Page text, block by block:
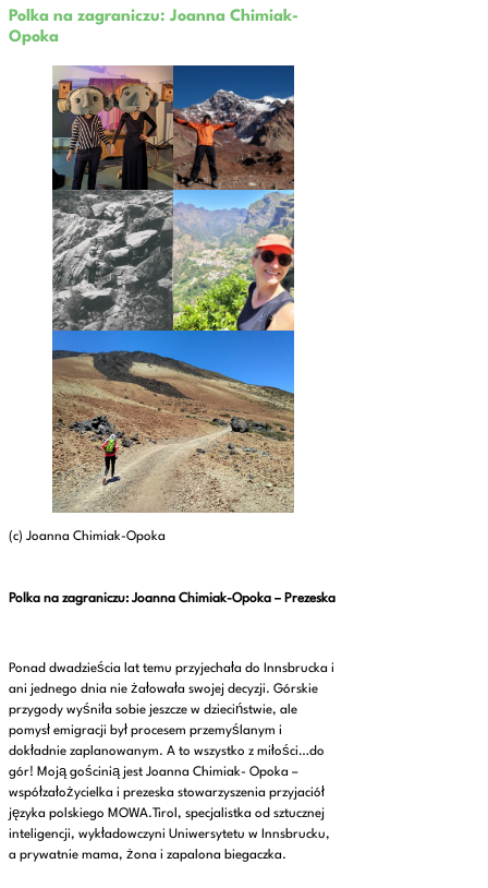
Polka na zagraniczu: Joanna Chimiak-
Opoka
(c) Joanna Chimiak-Opoka
Polka na zagraniczu: Joanna Chimiak-Opoka – Prezeska
Ponad dwadzieścia lat temu przyjechała do Innsbrucka i
ani jednego dnia nie żałowała swojej decyzji. Górskie
przygody wyśniła sobie jeszcze w dzieciństwie, ale
pomysł emigracji był procesem przemyślanym i
dokładnie zaplanowanym. A to wszystko z miłości…do
gór! Moją gościnią jest Joanna Chimiak- Opoka –
współzałożycielka i prezeska stowarzyszenia przyjaciół
języka polskiego MOWA.Tirol, specjalistka od sztucznej
inteligencji, wykładowczyni Uniwersytetu w Innsbrucku,
a prywatnie mama, żona i zapalona biegaczka.